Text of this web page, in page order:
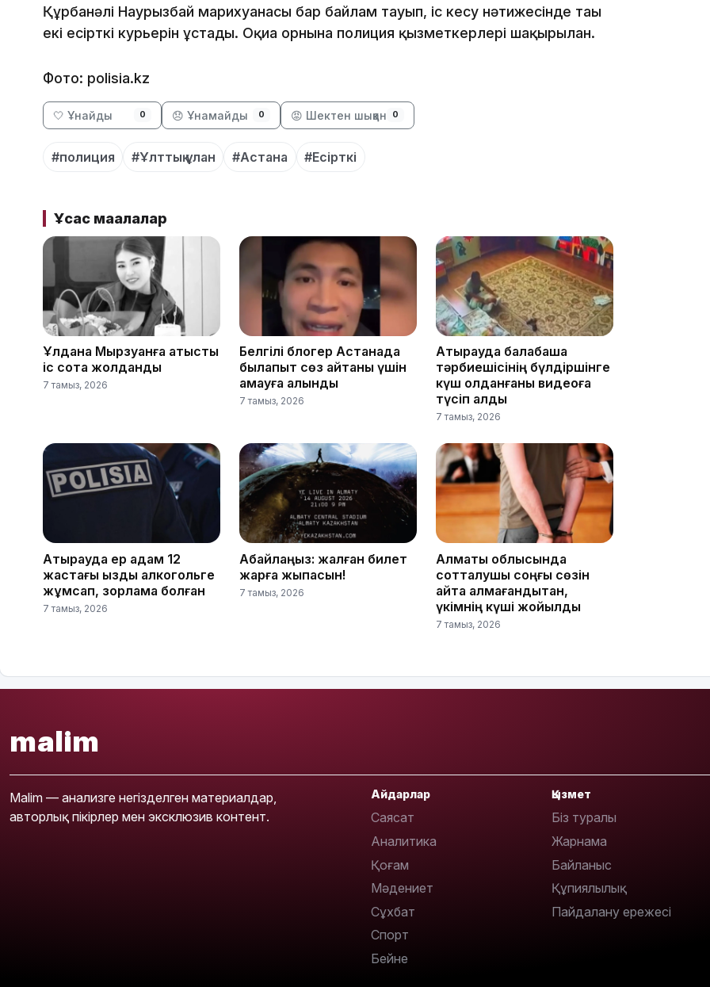
Құрбанәлі Наурызбай марихуанасы бар байлам тауып, іс кесу нәтижесінде тағы
екі есірткі курьерін ұстады. Оқиға орнына полиция қызметкерлері шақырылған.
Фото: polisia.kz
🤍 Ұнайды 0 😞 Ұнамайды 0 😡 Шектен шыққан 0
#полиция #Ұлттық ұлан #Астана #Есірткі
Ұқсас мақалалар
Ұлдана Мырзуанға қатысты
іс сотқа жолданды
7 тамыз, 2026
Белгілі блогер Астанада
былапыт сөз айтқаны үшін
қамауға алынды
7 тамыз, 2026
Атырауда балабақша
тәрбиешісінің бүлдіршінге
күш қолданғаны видеоға
түсіп қалды
7 тамыз, 2026
Атырауда ер адам 12
жастағы қызды алкогольге
жұмсап, зорламақ болған
7 тамыз, 2026
Абайлаңыз: жалған билет
жарға жықпасын!
7 тамыз, 2026
Алматы облысында
сотталушы соңғы сөзін
айта алмағандықтан,
үкімнің күші жойылды
7 тамыз, 2026
08:36
malim
Malim — анализге негізделген материалдар,
авторлық пікірлер мен эксклюзив контент.
Айдарлар
Саясат
Аналитика
Қоғам
Мәдениет
Сұхбат
Спорт
Бейне
Қызмет
Біз туралы
Жарнама
Байланыс
Құпиялылық
Пайдалану ережесі